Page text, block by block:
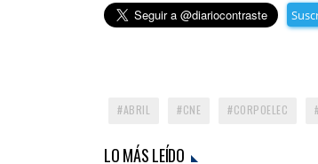
ABRIL CNE CORPOELEC
LO MÁS LEÍDO